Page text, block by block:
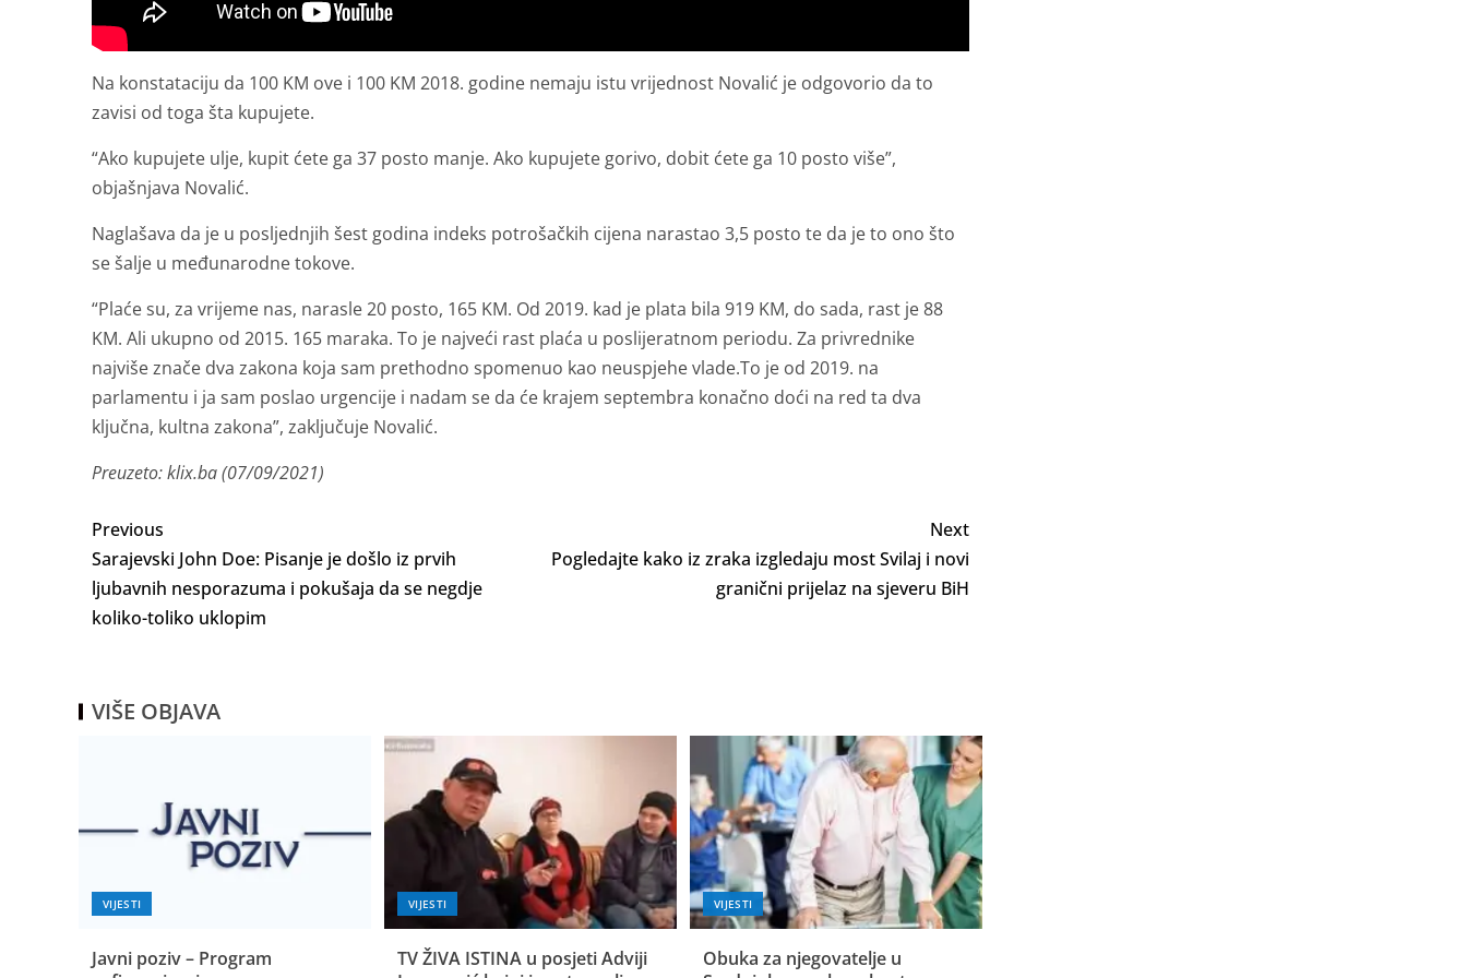
Na konstataciju da 100 KM ove i 100 KM 2018. godine nemaju istu vrijednost Novalić je odgovorio da to
zavisi od toga šta kupujete.
“Ako kupujete ulje, kupit ćete ga 37 posto manje. Ako kupujete gorivo, dobit ćete ga 10 posto više”,
objašnjava Novalić.
Naglašava da je u posljednjih šest godina indeks potrošačkih cijena narastao 3,5 posto te da je to ono što
se šalje u međunarodne tokove.
“Plaće su, za vrijeme nas, narasle 20 posto, 165 KM. Od 2019. kad je plata bila 919 KM, do sada, rast je 88
KM. Ali ukupno od 2015. 165 maraka. To je najveći rast plaća u poslijeratnom periodu. Za privrednike
najviše znače dva zakona koja sam prethodno spomenuo kao neuspjehe vlade.To je od 2019. na
parlamentu i ja sam poslao urgencije i nadam se da će krajem septembra konačno doći na red ta dva
ključna, kultna zakona”, zaključuje Novalić.
Preuzeto: klix.ba (07/09/2021)
Previous
Sarajevski John Doe: Pisanje je došlo iz prvih
ljubavnih nesporazuma i pokušaja da se negdje
koliko-toliko uklopim
Next
Pogledajte kako iz zraka izgledaju most Svilaj i novi
granični prijelaz na sjeveru BiH
VIŠE OBJAVA
VIJESTI
Javni poziv – Program
VIJESTI
TV ŽIVA ISTINA u posjeti Adviji
VIJESTI
Obuka za njegovatelje u